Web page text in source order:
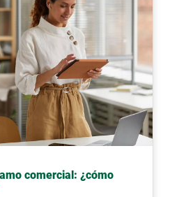
comercial: ¿cómo